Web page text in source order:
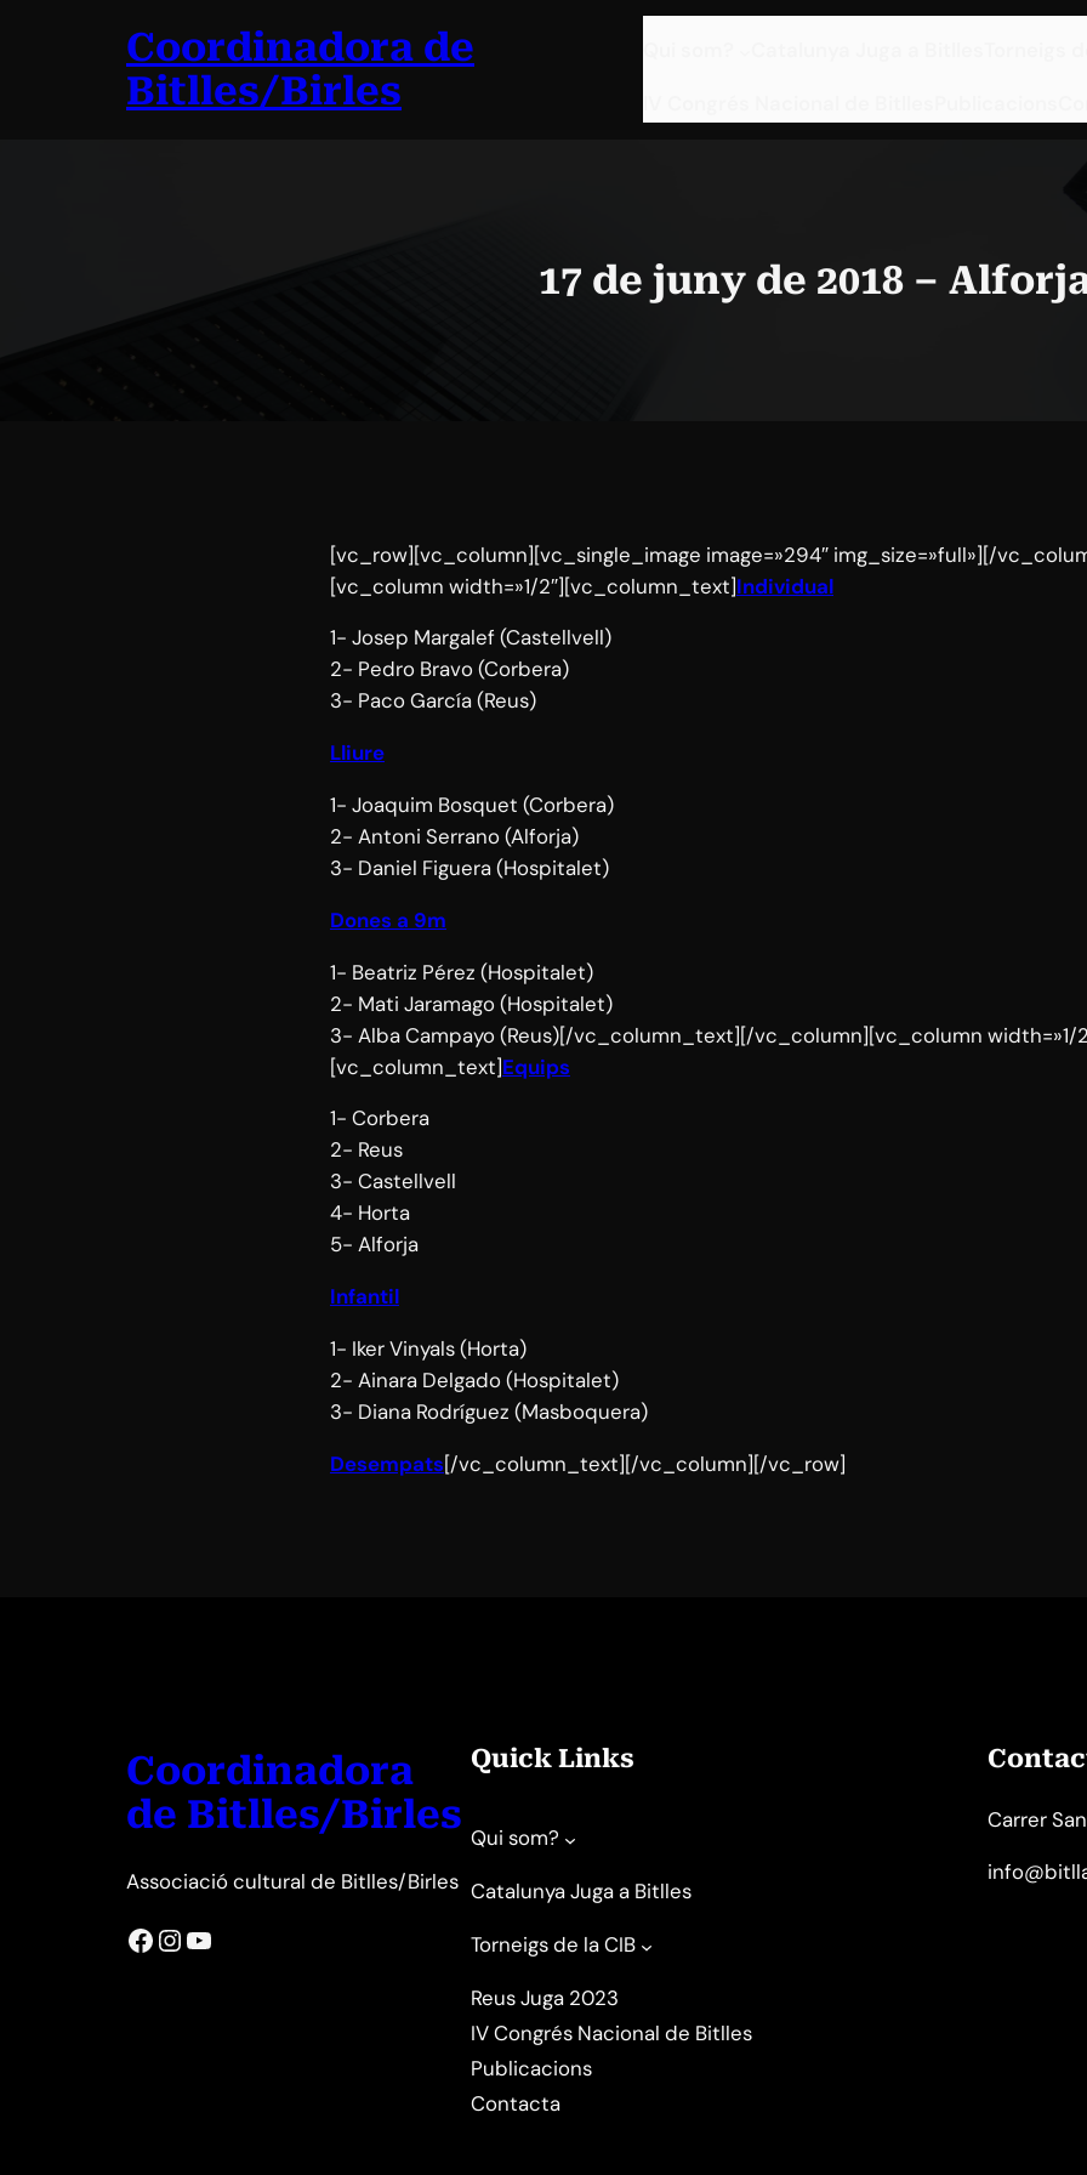
Coordinadora de
Bitlles/Birles
17 de juny de 2018 –
[vc_row][vc_column][vc_single_image image=»294″ img_size=»full»][/
[vc_column width=»1/2″][vc_column_text]Individual
1- Josep Margalef (Castellvell)
2- Pedro Bravo (Corbera)
3- Paco García (Reus)
Lliure
1- Joaquim Bosquet (Corbera)
2- Antoni Serrano (Alforja)
3- Daniel Figuera (Hospitalet)
Dones a 9m
1- Beatriz Pérez (Hospitalet)
2- Mati Jaramago (Hospitalet)
3- Alba Campayo (Reus)[/vc_column_text][/vc_column][vc_column width=»1/
[vc_column_text]Equips
1- Corbera
2- Reus
3- Castellvell
4- Horta
5- Alforja
Infantil
1- Iker Vinyals (Horta)
2- Ainara Delgado (Hospitalet)
3- Diana Rodríguez (Masboquera)
Desempats[/vc_column_text][/vc_column][/vc_row]
Coordinadora
de Bitlles/Birles
Associació cultural de Bitlles/Birles
Facebook InstagramYouTube
Quick Links
Qui som?
Catalunya Juga a Bitlles
Torneigs de la CIB
Reus Juga 2023
IV Congrés Nacional de Bitlles
Publicacions
Contacta
Carrer